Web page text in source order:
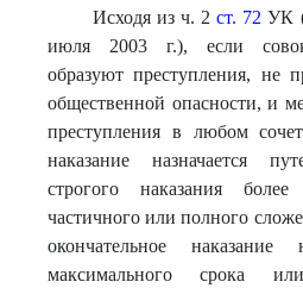
Исходя из ч. 2ст. 72 УК
июля 2003 г.), если
образуют преступления, не
общественной опасности, и
преступления в любом
наказание назначается
строгого наказания
частичного или полного
окончательное
максимального срока